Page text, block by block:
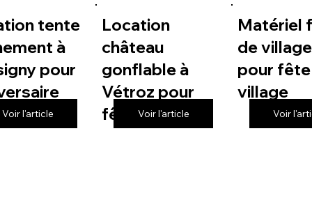
tente
à
pour
Voir l'article
Location
château
gonflable à
Vétroz pour
fête de village
Voir l'article
Matériel
de
pour
village
Voir